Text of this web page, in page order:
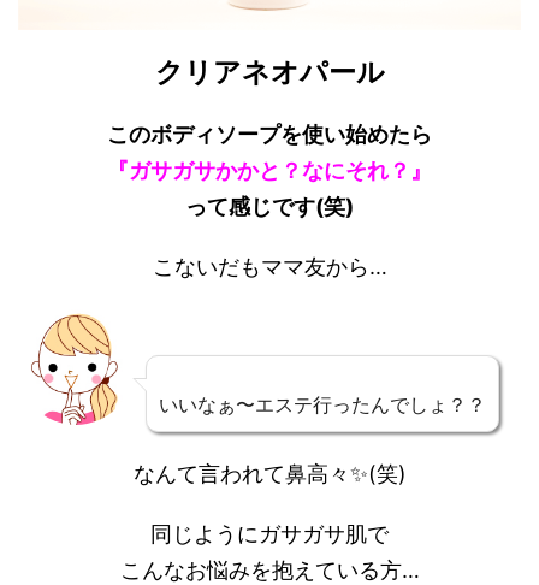
クリアネオパール
このボディソープを使い始めたら
『ガサガサかかと？なにそれ？』
って感じです(笑)
こないだもママ友から…
いいなぁ〜エステ行ったんでしょ？？
なんて言われて鼻高々✨(笑)
同じようにガサガサ肌で
こんなお悩みを抱えている方…